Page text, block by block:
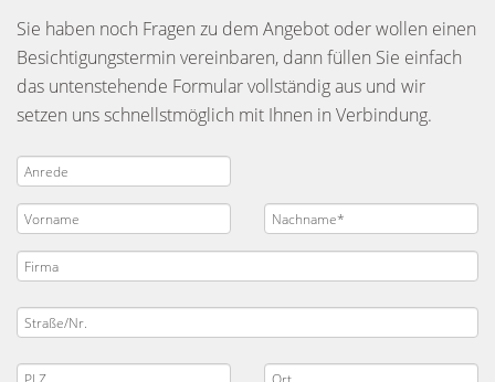
Sie haben noch Fragen zu dem Angebot oder wollen einen
Besichtigungstermin vereinbaren, dann füllen Sie einfach
das untenstehende Formular vollständig aus und wir
setzen uns schnellstmöglich mit Ihnen in Verbindung.